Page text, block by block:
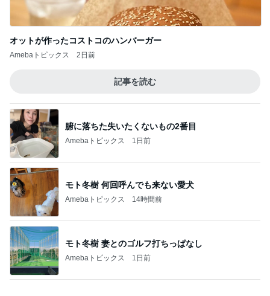
腑に落ちた失いたくないもの2番目
Amebaトピックス 1日前
Amebaトピックス 14時間前
モト冬樹 妻とのゴルフ打ちっぱなし
Amebaトピックス 1日前
ついつまんでしまうメープルナッツ
Amebaトピックス 1日前